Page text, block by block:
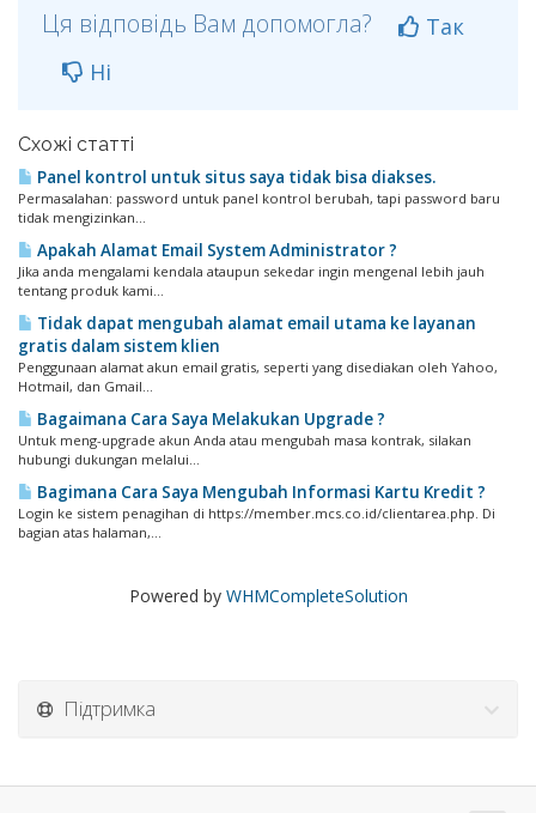
Ця відповідь Вам допомогла?
Так
Ні
Схожі статті
Panel kontrol untuk situs saya tidak bisa diakses.
Permasalahan: password untuk panel kontrol berubah, tapi password baru
tidak mengizinkan...
Apakah Alamat Email System Administrator ?
Jika anda mengalami kendala ataupun sekedar ingin mengenal lebih jauh
tentang produk kami...
Tidak dapat mengubah alamat email utama ke layanan
gratis dalam sistem klien
Penggunaan alamat akun email gratis, seperti yang disediakan oleh Yahoo,
Hotmail, dan Gmail...
Bagaimana Cara Saya Melakukan Upgrade ?
Untuk meng-upgrade akun Anda atau mengubah masa kontrak, silakan
hubungi dukungan melalui...
Bagimana Cara Saya Mengubah Informasi Kartu Kredit ?
Login ke sistem penagihan di https://member.mcs.co.id/clientarea.php. Di
bagian atas halaman,...
Powered by WHMCompleteSolution
Підтримка